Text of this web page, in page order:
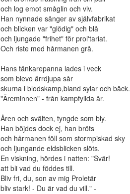
och log emot småglin och viv.
Han nynnade sånger av självfabrikat
och blicken var "glödig" och blå
och ljungade "frihet" för prol'tariat.
Och riste med hårmanen grå.
Hans tänkarepanna lades i veck
som blevo ärrdjupa sår
skurna i blodskamp,bland sylar och bäck.
"Äreminnen" - från kampfyllda år.
Åren och svälten, tyngde som bly.
Han böjdes dock ej, han bröts
och hårmanen föll som stormpiskad sky
och ljungande eldsblicken slöts.
En viskning, hördes i natten: "Svär!
att bli vad du föddes till.
Bliv fri, du, son av mig Proletär
bliv stark! - Du är vad du vill." -